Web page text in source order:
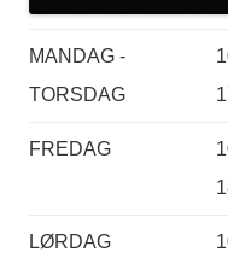
MANDAG -
TORSDAG
FREDAG
LØRDAG